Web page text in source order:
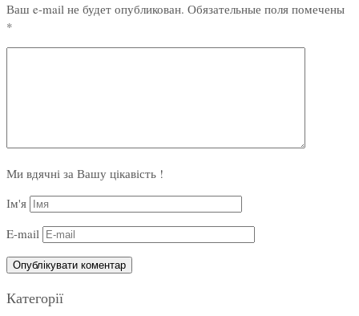
Ваш e-mail не будет опубликован. Обязательные поля помечены
*
Ми вдячні за Вашу цікавість !
Ім'я
E-mail
Категорії